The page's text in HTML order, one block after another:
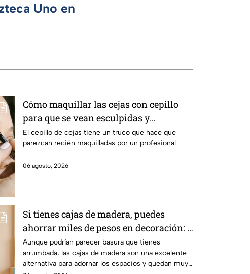
Uno en
Cómo maquillar las cejas con cepillo
para que se vean esculpidas y
redefinidas: paso a paso
El cepillo de cejas tiene un truco que hace que
parezcan recién maquilladas por un profesional
06 agosto, 2026
Si tienes cajas de madera, puedes
ahorrar miles de pesos en decoración: 4
ideas brutales
Aunque podrían parecer basura que tienes
arrumbada, las cajas de madera son una excelente
alternativa para adornar los espacios y quedan muy